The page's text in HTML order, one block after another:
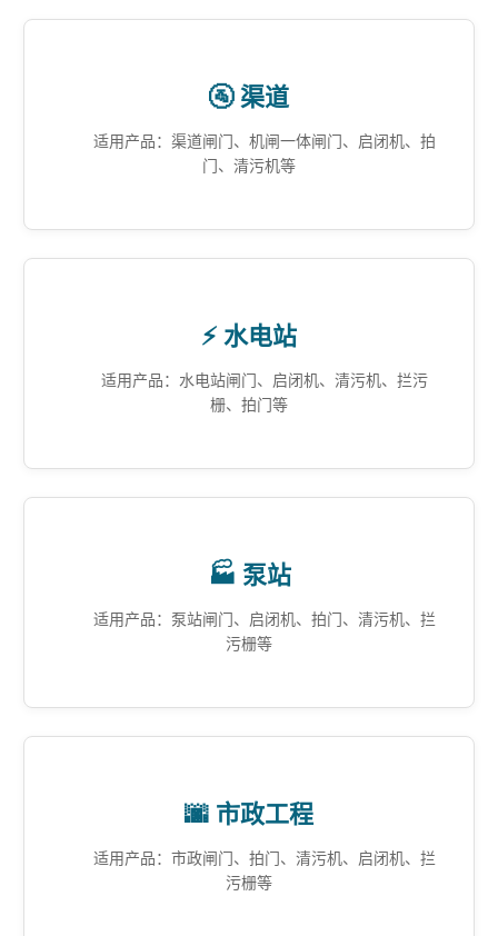
🚰 渠道
适用产品：渠道闸门、机闸一体闸门、启闭机、拍
门、清污机等
⚡ 水电站
适用产品：水电站闸门、启闭机、清污机、拦污
栅、拍门等
🏭 泵站
适用产品：泵站闸门、启闭机、拍门、清污机、拦
污栅等
🌆 市政工程
适用产品：市政闸门、拍门、清污机、启闭机、拦
污栅等